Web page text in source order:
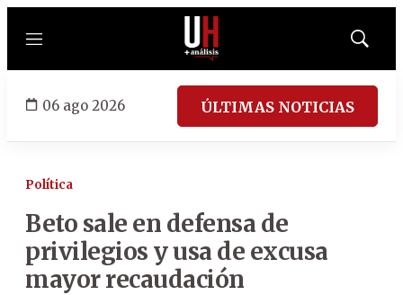
Menú
Mostrar
06 ago 2026 ÚLTIMAS NOTICIAS
Política
Beto sale en defensa de
privilegios y usa de excusa
mayor recaudación